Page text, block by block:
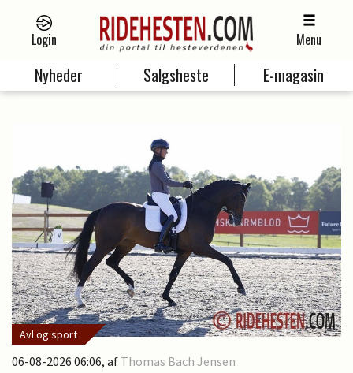
Login Menu
Nyheder Salgsheste E-magasin
Avl og sport
06-08-2026 06:06, af Thomas Bach Jensen